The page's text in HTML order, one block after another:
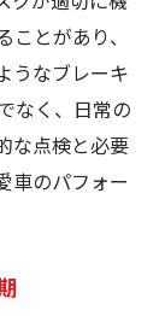
とがあり、
うなブレーキ
なく、日常の
な点検と必要
車のパフォー